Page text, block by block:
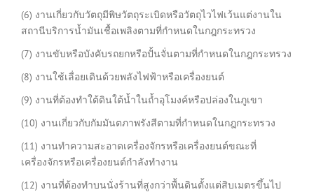
(6) งานเกี่ยวกับวัตถุมีพิษวัตถุระเบิดหรือวัตถุไวไฟเว้นแต่งานใน
สถานีบริการน้ำมันเชื้อเพลิงตามที่กำหนดในกฎกระทรวง
(7) งานขับหรือบังคับรถยกหรือปั้นจั่นตามที่กำหนดในกฎกระทรวง
(8) งานใช้เลื่อยเดินด้วยพลังไฟฟ้าหรือเครื่องยนต์
(9) งานที่ต้องทำใต้ดินใต้น้ำในถ้ำอุโมงค์หรือปล่องในภูเขา
(10) งานเกี่ยวกับกัมมันตภาพรังสีตามที่กำหนดในกฎกระทรวง
(11) งานทำความสะอาดเครื่องจักรหรือเครื่องยนต์ขณะที่
เครื่องจักรหรือเครื่องยนต์กำลังทำงาน
(12) งานที่ต้องทำบนนั่งร้านที่สูงกว่าพื้นดินตั้งแต่สิบเมตรขึ้นไป